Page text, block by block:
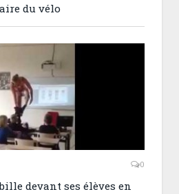
du vélo
0
devant ses élèves en